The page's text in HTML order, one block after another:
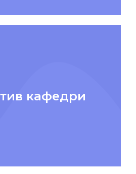
кафедри